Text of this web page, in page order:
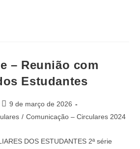
– Reunião com
Estudantes
9 de março de 2026
/ Comunicação – Circulares 2024
DOS ESTUDANTES 2ª série